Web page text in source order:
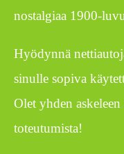
nostalgiaa 1900-
Hyödynnä
sinulle sopiva
Olet yhden
toteutumista!